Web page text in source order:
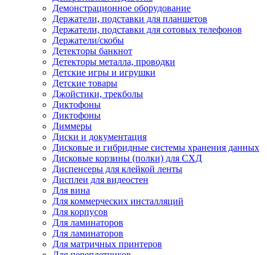
Демонстрационное оборудование
Держатели, подставки для планшетов
Держатели, подставки для сотовых телефонов
Держатели/скобы
Детекторы банкнот
Детекторы металла, проводки
Детские игры и игрушки
Детские товары
Джойстики, трекболы
Диктофоны
Диктофоны
Диммеры
Диски и документация
Дисковые и гибридные системы хранения данных
Дисковые корзины (полки) для СХД
Диспенсеры для клейкой ленты
Дисплеи для видеостен
Для вина
Для коммерческих инсталляций
Для корпусов
Для ламинаторов
Для ламинаторов
Для матричных принтеров